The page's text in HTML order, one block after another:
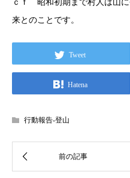
ｃｆ 昭和初期まで村人は山
来とのことです。
Tweet
Hatena
行動報告-登山